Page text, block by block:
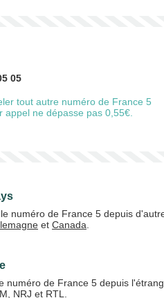
05
tout autre numéro de France 5
ne dépasse pas 0,55€.
numéro de France 5 depuis
et Canada
numéro de France 5 depuis
NRJ et RTL